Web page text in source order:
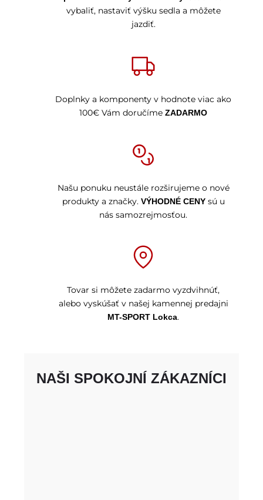
vybaliť, nastaviť výšku sedla a môžete
jazdiť.
Doplnky a komponenty v hodnote viac ako
100€ Vám doručíme ZADARMO
Našu ponuku neustále rozširujeme o nové
produkty a značky. VÝHODNÉ CENYsú u
nás samozrejmosťou.
Tovar si môžete zadarmo vyzdvihnúť,
alebo vyskúšať v našej kamennej predajni
MT-SPORT Lokca.
NAŠI SPOKOJNÍ ZÁKAZNÍCI